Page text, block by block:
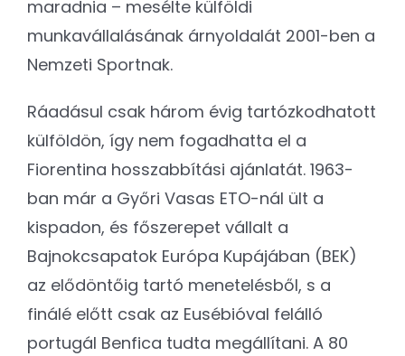
maradnia – mesélte külföldi
munkavállalásának árnyoldalát 2001-ben a
Nemzeti Sportnak.
Ráadásul csak három évig tartózkodhatott
külföldön, így nem fogadhatta el a
Fiorentina hosszabbítási ajánlatát. 1963-
ban már a Győri Vasas ETO-nál ült a
kispadon, és főszerepet vállalt a
Bajnokcsapatok Európa Kupájában (BEK)
az elődöntőig tartó menetelésből, s a
finálé előtt csak az Eusébióval felálló
portugál Benfica tudta megállítani. A 80